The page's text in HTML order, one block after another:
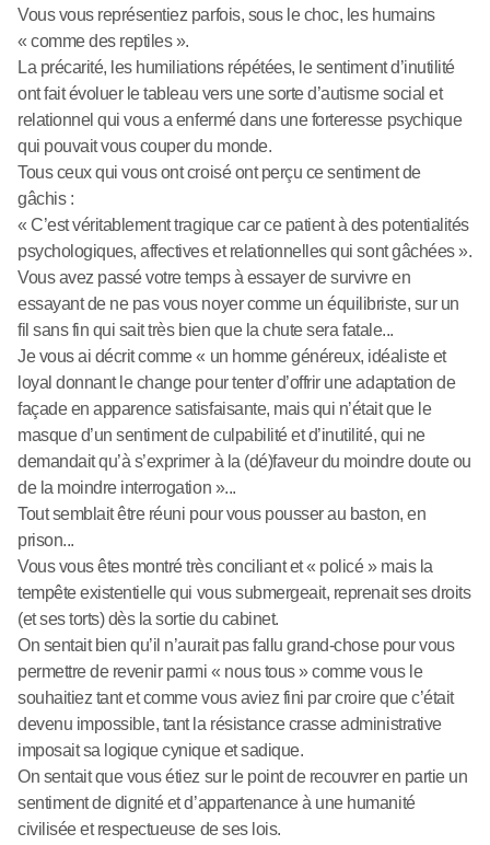
Vous vous représentiez parfois, sous le choc, les humains
« comme des reptiles ».
La précarité, les humiliations répétées, le sentiment d’inutilité
ont fait évoluer le tableau vers une sorte d’autisme social et
relationnel qui vous a enfermé dans une forteresse psychique
qui pouvait vous couper du monde.
Tous ceux qui vous ont croisé ont perçu ce sentiment de
gâchis :
« C’est véritablement tragique car ce patient à des potentialités
psychologiques, affectives et relationnelles qui sont gâchées ».
Vous avez passé votre temps à essayer de survivre en
essayant de ne pas vous noyer comme un équilibriste, sur un
fil sans fin qui sait très bien que la chute sera fatale...
Je vous ai décrit comme « un homme généreux, idéaliste et
loyal donnant le change pour tenter d’offrir une adaptation de
façade en apparence satisfaisante, mais qui n’était que le
masque d’un sentiment de culpabilité et d’inutilité, qui ne
demandait qu’à s’exprimer à la (dé)faveur du moindre doute ou
de la moindre interrogation »...
Tout semblait être réuni pour vous pousser au baston, en
prison...
Vous vous êtes montré très conciliant et « policé » mais la
tempête existentielle qui vous submergeait, reprenait ses droits
(et ses torts) dès la sortie du cabinet.
On sentait bien qu’il n’aurait pas fallu grand-chose pour vous
permettre de revenir parmi « nous tous » comme vous le
souhaitiez tant et comme vous aviez fini par croire que c’était
devenu impossible, tant la résistance crasse administrative
imposait sa logique cynique et sadique.
On sentait que vous étiez sur le point de recouvrer en partie un
sentiment de dignité et d’appartenance à une humanité
civilisée et respectueuse de ses lois.